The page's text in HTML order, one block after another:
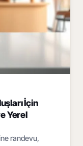
İçin
Yerel
randevu,